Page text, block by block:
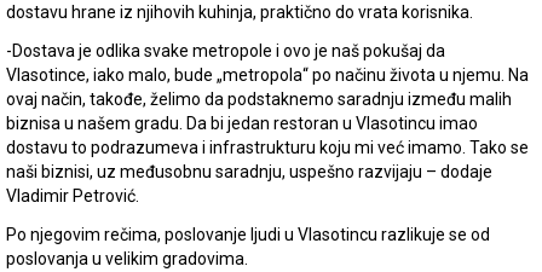
dostavu hrane iz njihovih kuhinja, praktično do vrata korisnika.
-Dostava je odlika svake metropole i ovo je naš pokušaj da
Vlasotince, iako malo, bude „metropola“ po načinu života u njemu. Na
ovaj način, takođe, želimo da podstaknemo saradnju između malih
biznisa u našem gradu. Da bi jedan restoran u Vlasotincu imao
dostavu to podrazumeva i infrastrukturu koju mi već imamo. Tako se
naši biznisi, uz međusobnu saradnju, uspešno razvijaju – dodaje
Vladimir Petrović.
Po njegovim rečima, poslovanje ljudi u Vlasotincu razlikuje se od
poslovanja u velikim gradovima.